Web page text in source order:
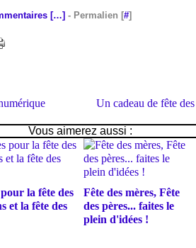
[…] - Permalien [#]
Un cadeau de fête
Vous aimerez aussi :
la fête des
et la fête des
Fête des mères, Fête
des pères... faites le
plein d'idées !